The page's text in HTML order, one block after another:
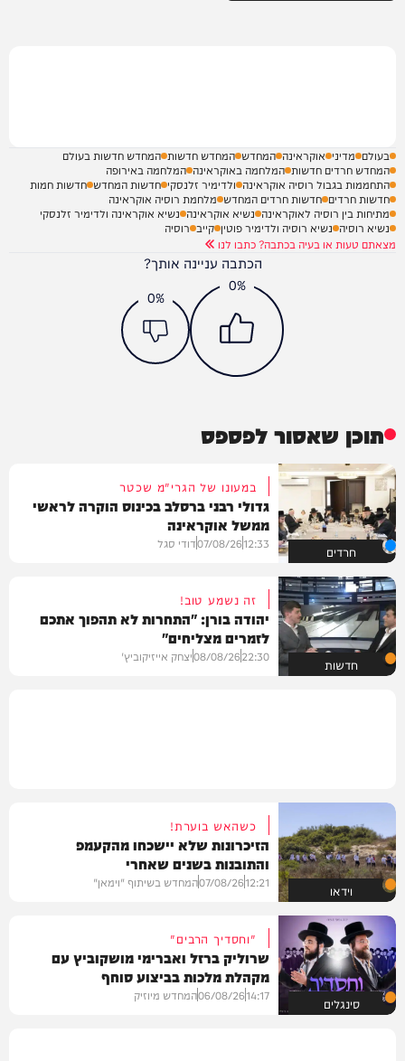
בעולם מדיני אוקראינה המחדש המחדש חדשות המחדש חדשות בעולם
המחדש חרדים חדשות המלחמה באוקראינה המלחמה באירופה
התחממות בגבול רוסיה אוקראינה ולדימיר זלנסקי חדשות המחדש חדשות חמות
חדשות חרדים חדשות חרדים המחדש מלחמת רוסיה אוקראינה
מתיחות בין רוסיה לאוקראינה נשיא אוקראינה נשיא אוקראינה ולדימיר זלנסקי
נשיא רוסיה נשיא רוסיה ולדימיר פוטין קייב רוסיה
מצאתם טעות או בעיה בכתבה? כתבו לנו
הכתבה עניינה אותך?
0%
0%
תוכן שאסור לפספס
חרדים
במעונו של הגרי"מ שכטר
גדולי רבני ברסלב בכינוס הוקרה לראשי
ממשל אוקראינה
12:33
07/08/26דודי סגל
חדשות
זה נשמע טוב!
יהודה בורן: "התחרות לא תהפוך אתכם
לזמרים מצליחים"
22:30
08/08/26יצחק אייזיקוביץ'
וידאו
כשהאש בוערת!
הזיכרונות שלא יישכחו מהקעמפ
והתובנות בשנים שאחרי
12:21
07/08/26המחדש בשיתוף "וימאן"
סינגלים
"וחסדיך הרבים"
שרוליק ברזל ואברימי מושקוביץ עם
מקהלת מלכות בביצוע סוחף
14:17
06/08/26המחדש מיוזיק